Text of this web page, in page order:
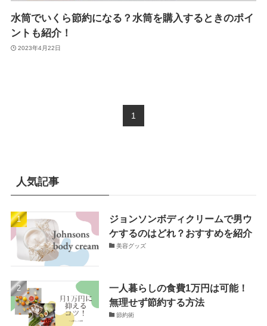
水筒でいくら節約になる？水筒を購入するときのポイ
ントも紹介！
2023年4月22日
1
人気記事
ジョンソンボディクリームで男ウ
ケするのはどれ？おすすめを紹介
美容グッズ
一人暮らしの食費1万円は可能！
無理せず節約する方法
節約術